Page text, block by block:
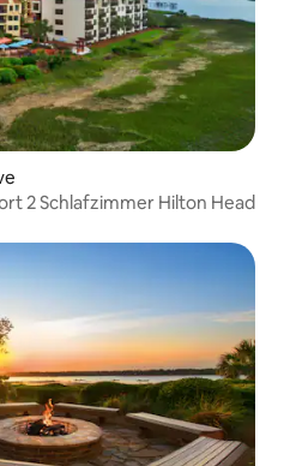
2 Schlafzimmer Hilton Head